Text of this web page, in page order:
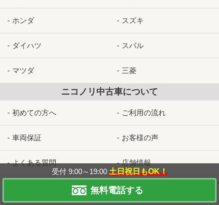
受付 9:00～19:00 土日祝日もOK！
無料電話する
ホンダ スズキ
ダイハツ スバル
マツダ 三菱
ニコノリ中古車について
初めての方へ ご利用の流れ
車両保証 お客様の声
よくある質問 店舗情報
東京都の店舗